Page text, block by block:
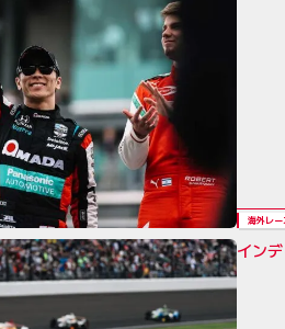
海外レー
イン